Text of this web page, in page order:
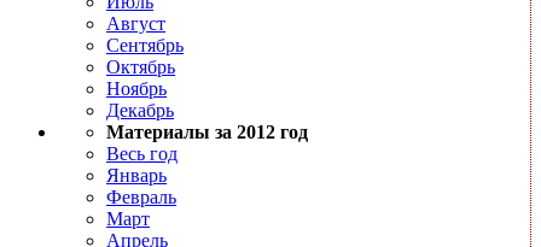
Август
Сентябрь
Октябрь
Ноябрь
Декабрь
Материалы за 2012 год
Весь год
Январь
Февраль
Март
Апрель